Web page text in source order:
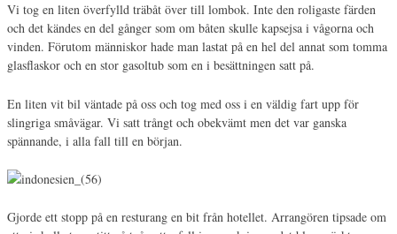
Vi tog en liten överfylld träbåt över till lombok. Inte den roligaste färden
och det kändes en del gånger som om båten skulle kapsejsa i vågorna och
vinden. Förutom människor hade man lastat på en hel del annat som tomma
glasflaskor och en stor gasoltub som en i besättningen satt på.
En liten vit bil väntade på oss och tog med oss i en väldig fart upp för
slingriga småvägar. Vi satt trångt och obekvämt men det var ganska
spännande, i alla fall till en början.
Gjorde ett stopp på en resturang en bit från hotellet. Arrangören tipsade om